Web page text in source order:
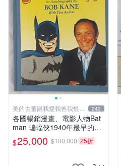
美的古董跟我愛我爸我恨壞
人
242
各國暢銷漫畫、電影人物Bat
man 蝙蝠俠1940年最早的創
作者，這本書是Batman and
me 是Bob Kane 1990年出的
$25,000 $100,000 25折